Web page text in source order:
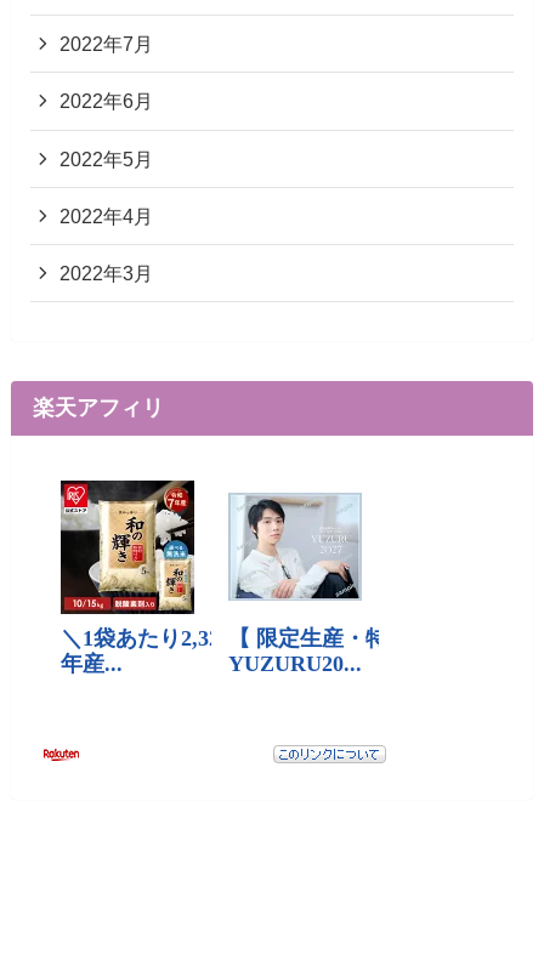
2022年7月
2022年6月
2022年5月
2022年4月
2022年3月
楽天アフィリ